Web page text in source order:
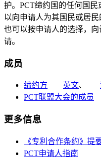
护。PCT缔约国的任何国
以向申请人为其国民或居民
也可以按申请人的选择，
请。
成员
缔约方 英文、
PCT联盟大会的成员
更多信息
《专利合作条约》提
PCT申请人指南